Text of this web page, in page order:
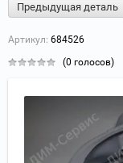
Предыдущая деталь
Артикул: 684526
(0 голосов)